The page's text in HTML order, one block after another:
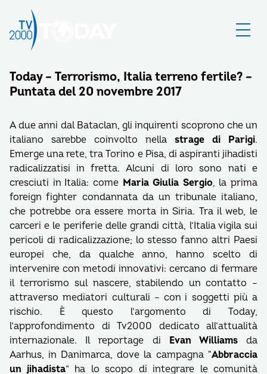
Today – Terrorismo, Italia terreno fertile? –
Puntata del 20 novembre 2017
A due anni dal Bataclan, gli inquirenti scoprono che un
italiano sarebbe coinvolto nella strage di Parigi.
Emerge una rete, tra Torino e Pisa, di aspiranti jihadisti
radicalizzatisi in fretta. Alcuni di loro sono nati e
cresciuti in Italia: come Maria Giulia Sergio, la prima
foreign fighter condannata da un tribunale italiano,
che potrebbe ora essere morta in Siria. Tra il web, le
carceri e le periferie delle grandi città, l’Italia vigila sui
pericoli di radicalizzazione; lo stesso fanno altri Paesi
europei che, da qualche anno, hanno scelto di
intervenire con metodi innovativi: cercano di fermare
il terrorismo sul nascere, stabilendo un contatto –
attraverso mediatori culturali – con i soggetti più a
rischio. È questo l’argomento di Today,
l’approfondimento di Tv2000 dedicato all’attualità
internazionale. Il reportage di Evan Williamsda
Aarhus, in Danimarca, dove la campagna “Abbraccia
un jihadista” ha lo scopo di integrare le comunità